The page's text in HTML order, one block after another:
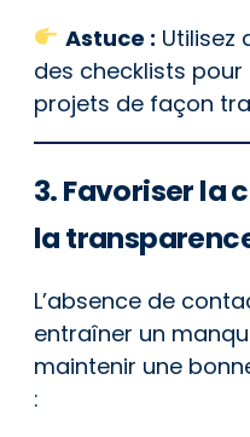
Astuce : Utilisez
des checklists pour
projets de façon
3. Favoriser la
la
L’absence de
entraîner un
maintenir une
: